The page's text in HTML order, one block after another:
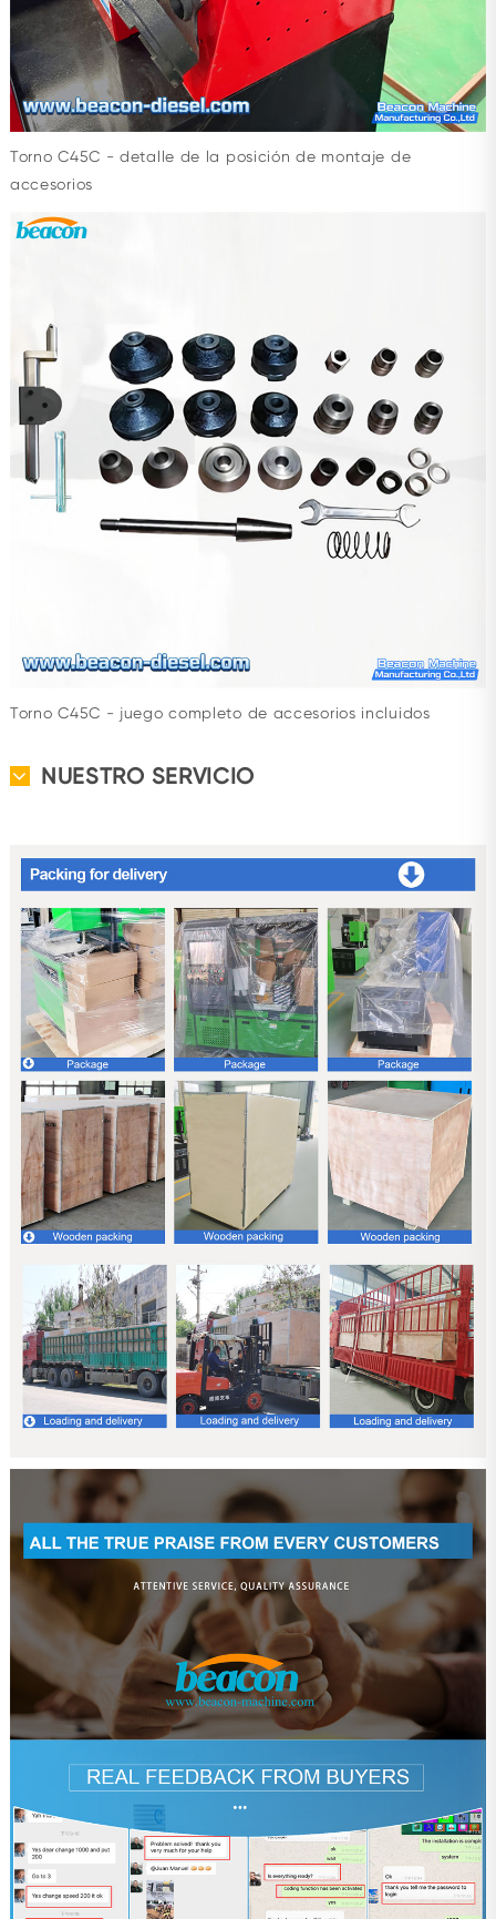
Torno C45C - detalle de la posición de montaje de
accesorios
Torno C45C - juego completo de accesorios incluidos
NUESTRO SERVICIO